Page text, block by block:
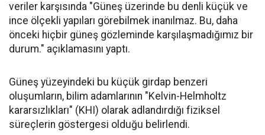
veriler karşısında "Güneş üzerinde bu denli küçük ve
ince ölçekli yapıları görebilmek inanılmaz. Bu, daha
önceki hiçbir güneş gözleminde karşılaşmadığımız bir
durum." açıklamasını yaptı.
Güneş yüzeyindeki bu küçük girdap benzeri
oluşumların, bilim adamlarının "Kelvin-Helmholtz
kararsızlıkları" (KHI) olarak adlandırdığı fiziksel
süreçlerin göstergesi olduğu belirlendi.